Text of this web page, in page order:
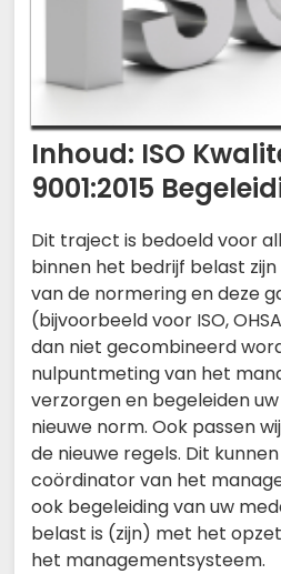
Inhoud: ISO
9001:2015
Dit traject is bedoeld voor
binnen het bedrijf belast
van de normering en deze
(bijvoorbeeld voor ISO,
dan niet gecombineerd
nulpuntmeting van het
verzorgen en begeleiden
nieuwe norm. Ook passen
de nieuwe regels. Dit
coördinator van het
ook begeleiding van uw
belast is (zijn) met het
het managementsysteem.